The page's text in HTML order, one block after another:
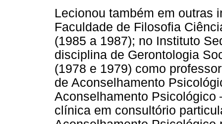
Lecionou também em outras
Faculdade de Filosofia
(1985 a 1987); no Instituto
disciplina de Gerontologia
(1978 e 1979) como
de Aconselhamento
Aconselhamento Psicológico
clínica em consultório